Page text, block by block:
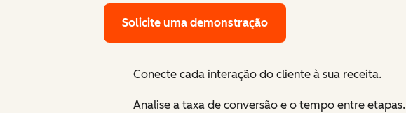
Solicite uma demonstração
Conecte cada interação do cliente à sua receita.
Analise a taxa de conversão e o tempo entre etapas.